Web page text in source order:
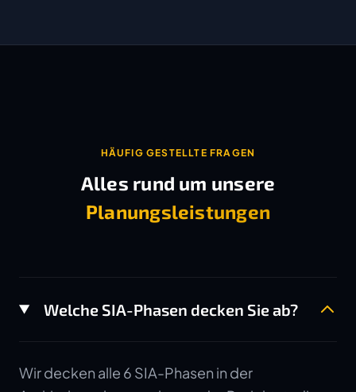
HÄUFIG GESTELLTE FRAGEN
Alles rund um unsere
Planungsleistungen
Welche SIA-Phasen decken Sie ab?
Wir decken alle 6 SIA-Phasen in der